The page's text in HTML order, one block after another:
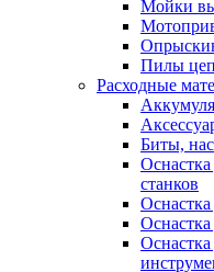
Мойки
Пилы
Расходные
Биты,
станков
Оснастка